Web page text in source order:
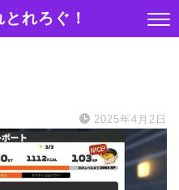
れろぐ！
2025年4月2日